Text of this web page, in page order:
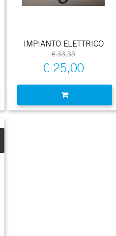
IMPIANTO ELETTRICO
€ 33,33
€ 25,00